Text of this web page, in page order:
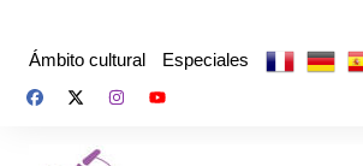
Ámbito cultural Especiales